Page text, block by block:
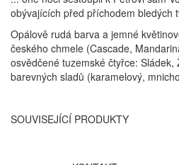
obývajících před příchodem bledých
Opálově rudá barva a jemné
českého chmele (Cascade,
osvědčené tuzemské čtyřce:
barevných sladů (karamelový,
SOUVISEJÍCÍ PRODUKTY